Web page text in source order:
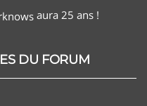
aura 25 ans !
DU FORUM